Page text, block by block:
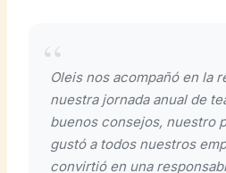
Oleis nos acompañó en la
nuestra jornada anual de
buenos consejos, nuestro
gustó a todos nuestros
convirtió en una